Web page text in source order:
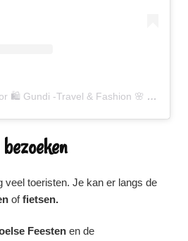
Een bericht gedeeld door 🛍 Gundi -Travel & Fashion 🌸 (@gundiscover)
veel toeristen. Je kan er langs de
offietsen.
Feesten en de